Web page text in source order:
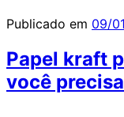
Publicado em 09/
Papel kraft
você